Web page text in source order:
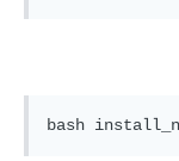
bash